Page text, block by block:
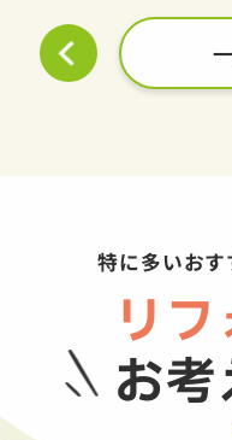
特に多いお
リ
お